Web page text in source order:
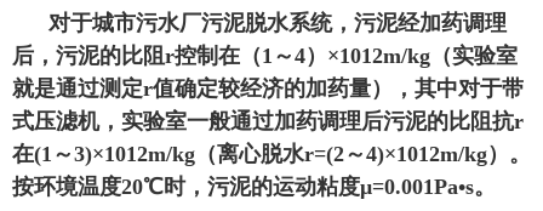
对于城市污水厂污泥脱水系统，污泥经加药调理
后，污泥的比阻r控制在（1～4）×1012m/kg（实验室
就是通过测定r值确定较经济的加药量），其中对于带
式压滤机，实验室一般通过加药调理后污泥的比阻抗r
在(1～3)×1012m/kg（离心脱水r=(2～4)×1012m/kg）。
按环境温度20℃时，污泥的运动粘度μ=0.001Pa•s。